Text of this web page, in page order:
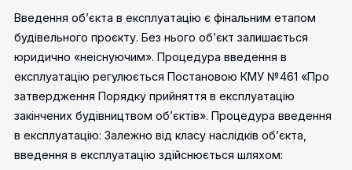
Введення об’єкта в експлуатацію є фінальним етапом
будівельного проєкту. Без нього об’єкт залишається
юридично «неіснуючим». Процедура введення в
експлуатацію регулюється Постановою КМУ №461 «Про
затвердження Порядку прийняття в експлуатацію
закінчених будівництвом об’єктів». Процедура введення
в експлуатацію: Залежно від класу наслідків об’єкта,
введення в експлуатацію здійснюється шляхом: